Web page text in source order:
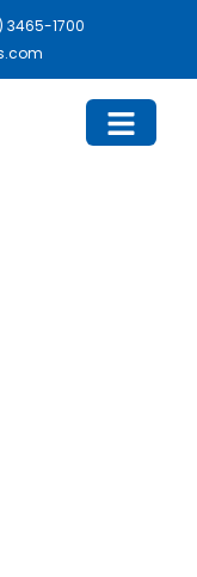
3465-1700